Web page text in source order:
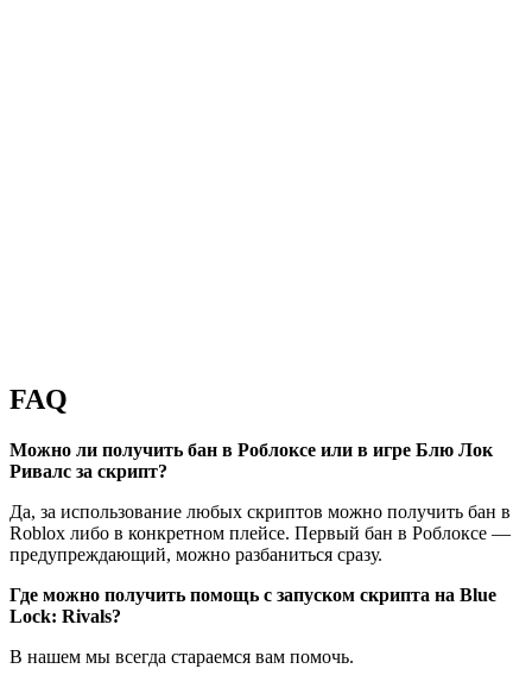
FAQ
Можно ли получить бан в Роблоксе или в игре Блю Лок
Ривалс за скрипт?
Да, за использование любых скриптов можно получить бан в
Roblox либо в конкретном плейсе. Первый бан в Роблоксе —
предупреждающий, можно разбаниться сразу.
Где можно получить помощь с запуском скрипта на Blue
Lock: Rivals?
В нашем мы всегда стараемся вам помочь.